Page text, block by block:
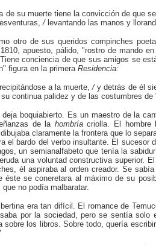
de su muerte tiene la convicción de que
/ levantando las manos y
otro de sus queridos compinches
apuesto, pálido, "rostro de mando
conciencia de que sus amigos se
figura en la primera Residencia:
a la muerte, /y detrás de él
continua palidez y de las costumbres
deja boquiabierto. Es un maestro de la
de la hombríacriolla. El hombre
claramente la frontera que lo
el bardo del verbo insultante. El
un semianalfabeto que tenía la
una voluntad constructiva superior.
él aspiraba al orden creador. Se
éste se coneretara al máximo de su
no podía malbaratar.
era tan difícil. El romance de
por la sociedad, pero se sentía
sobre los libros. Sobre todo, quería